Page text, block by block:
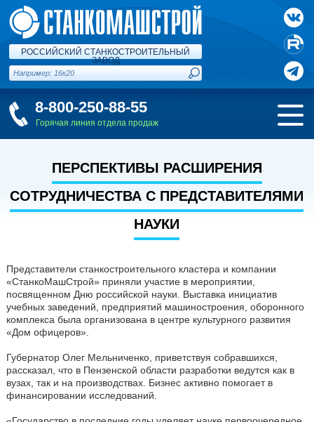
РОССИЙСКИЙ СТАНКОСТРОИТЕЛЬНЫЙ
ЗАВОД
8-800-250-88-55
Горячая линия отдела продаж
ПЕРСПЕКТИВЫ РАСШИРЕНИЯ
СОТРУДНИЧЕСТВА С ПРЕДСТАВИТЕЛЯМИ
НАУКИ
Представители станкостроительного кластера и компании
«СтанкоМашСтрой» приняли участие в мероприятии,
посвященном Дню российской науки. Выставка инициатив
учебных заведений, предприятий машиностроения, оборонного
комплекса была организована в центре культурного развития
«Дом офицеров».
Губернатор Олег Мельниченко, приветствуя собравшихся,
рассказал, что в Пензенской области разработки ведутся как в
вузах, так и на производствах. Бизнес активно помогает в
финансировании исследований.